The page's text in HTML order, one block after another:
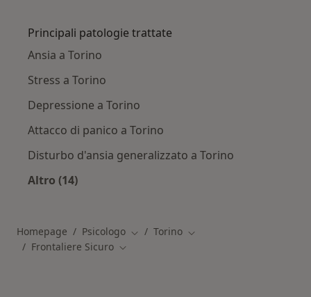
Principali patologie trattate
Ansia a Torino
Stress a Torino
Depressione a Torino
Attacco di panico a Torino
Disturbo d'ansia generalizzato a Torino
Altro (14)
Homepage Psicologo Cambia città
Torino Cambia città
Frontaliere Sicuro Cambia città